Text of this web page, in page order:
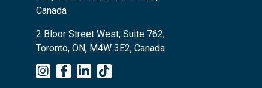
Canada
2 Bloor Street West, Suite 762,
Toronto, ON, M4W 3E2, Canada